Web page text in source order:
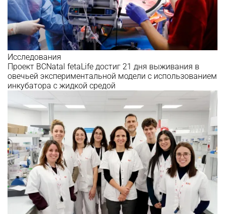
Исследования
Проект BCNatal fetaLife достиг 21 дня выживания в
овечьей экспериментальной модели с использованием
инкубатора с жидкой средой